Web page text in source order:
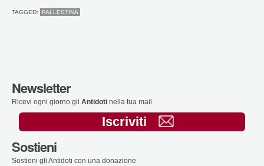
TAGGED: PALLESTINA
Newsletter
Ricevi ogni giorno gli Antidoti nella tua mail
Iscriviti
Sostieni
Sostieni gli Antidoti con una donazione